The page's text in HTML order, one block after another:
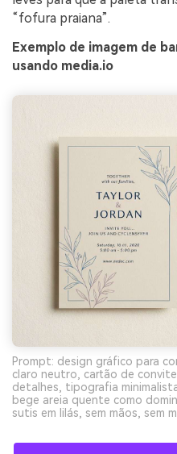
“fofura praiana”.
Exemplo de imagem de
usando media.io
Prompt: design gráfico para
claro neutro, cartão de
detalhes, tipografia
bege areia quente como
sutis em lilás, sem mãos, sem